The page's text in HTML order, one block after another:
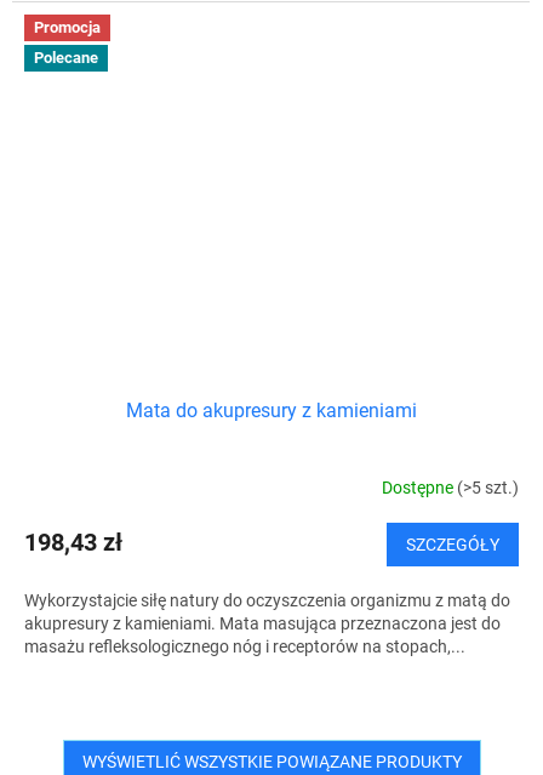
Promocja
Polecane
Mata do akupresury z kamieniami
Dostępne (>5 szt.)
198,43 zł SZCZEGÓŁY
Wykorzystajcie siłę natury do oczyszczenia organizmu z matą do
akupresury z kamieniami. Mata masująca przeznaczona jest do
masażu refleksologicznego nóg i receptorów na stopach,...
WYŚWIETLIĆ WSZYSTKIE POWIĄZANE PRODUKTY